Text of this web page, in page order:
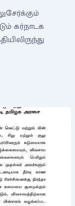
கர்நாடக